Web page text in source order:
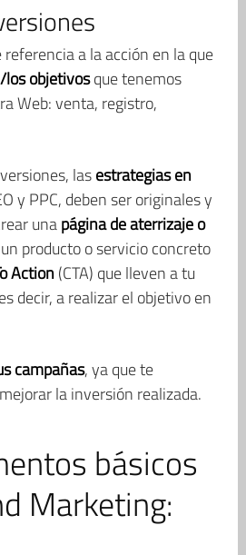
a la acción en la que
objetivosque tenemos
Web: venta, registro,
lasestrategias en
y PPC, deben ser originales y
unapágina de aterrizaje o
producto o servicio concreto
Action(CTA) que lleven a tu
decir, a realizar el objetivo en
campañas, ya que te
la inversión realizada.
básicos
Marketing: